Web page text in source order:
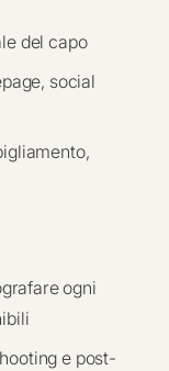
del capo
social
ogni
e post-